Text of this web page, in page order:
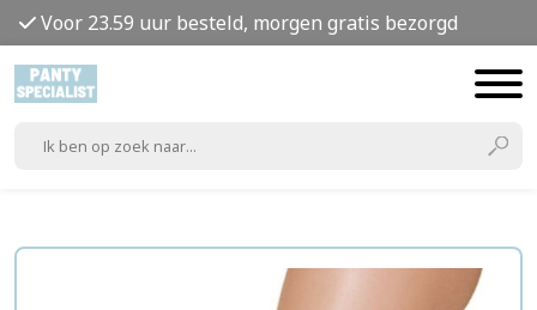
Voor 23.59 uur besteld, morgen gratis bezorgd